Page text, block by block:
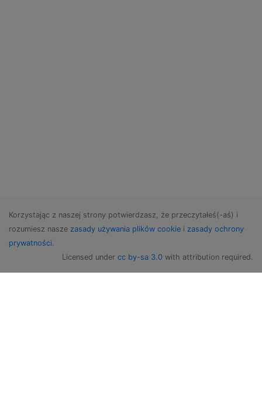
Korzystając z naszej strony potwierdzasz, że przeczytałeś(-aś) i
rozumiesz nasze zasady używania plików cookie i zasady ochrony
prywatności.
Licensed under cc by-sa 3.0 with attribution required.